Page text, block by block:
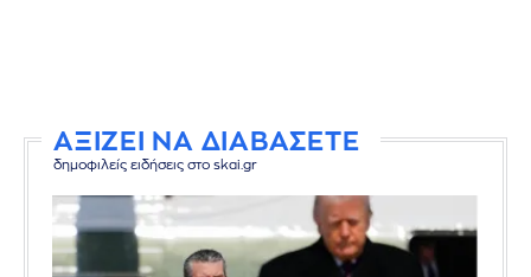
ΑΞΙΖΕΙ ΝΑ ΔΙΑΒΑΣΕΤΕ
δημοφιλείς ειδήσεις στο skai.gr